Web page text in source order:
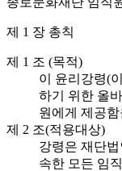
제 1 장 총칙
제 1 조 (목적)
이 윤리강령(
하기 위한 올
원에게 제공
제 2 조(적용대상)
강령은 재단
속한 모든 임